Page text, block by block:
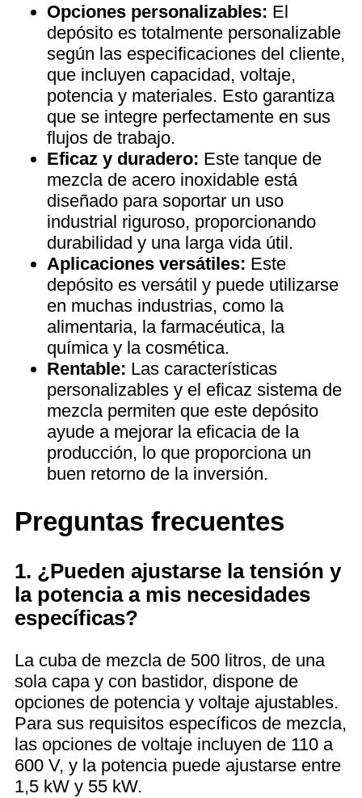
Opciones personalizables: El
depósito es totalmente personalizable
según las especificaciones del cliente,
que incluyen capacidad, voltaje,
potencia y materiales. Esto garantiza
que se integre perfectamente en sus
flujos de trabajo.
Eficaz y duradero: Este tanque de
mezcla de acero inoxidable está
diseñado para soportar un uso
industrial riguroso, proporcionando
durabilidad y una larga vida útil.
Aplicaciones versátiles: Este
depósito es versátil y puede utilizarse
en muchas industrias, como la
alimentaria, la farmacéutica, la
química y la cosmética.
Rentable: Las características
personalizables y el eficaz sistema de
mezcla permiten que este depósito
ayude a mejorar la eficacia de la
producción, lo que proporciona un
buen retorno de la inversión.
Preguntas frecuentes
1. ¿Pueden ajustarse la tensión y
la potencia a mis necesidades
específicas?
La cuba de mezcla de 500 litros, de una
sola capa y con bastidor, dispone de
opciones de potencia y voltaje ajustables.
Para sus requisitos específicos de mezcla,
las opciones de voltaje incluyen de 110 a
600 V, y la potencia puede ajustarse entre
1,5 kW y 55 kW.